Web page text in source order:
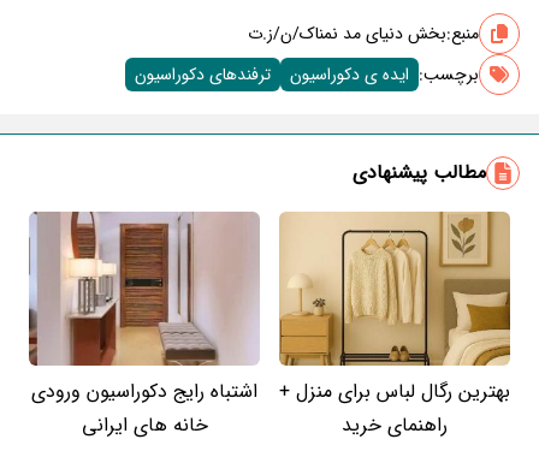
منبع:بخش دنیای مد نمناک/ن/ز.ت
برچسب‌: ایده ی دکوراسیون ترفندهای دکوراسیون
مطالب پیشنهادی
بهترین رگال لباس برای منزل +
راهنمای خرید
اشتباه رایج دکوراسیون ورودی
خانه های ایرانی